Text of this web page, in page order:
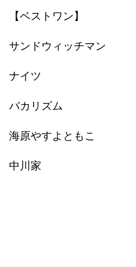
【ベストワン】
サンドウィッチマン
ナイツ
バカリズム
海原やすよともこ
中川家